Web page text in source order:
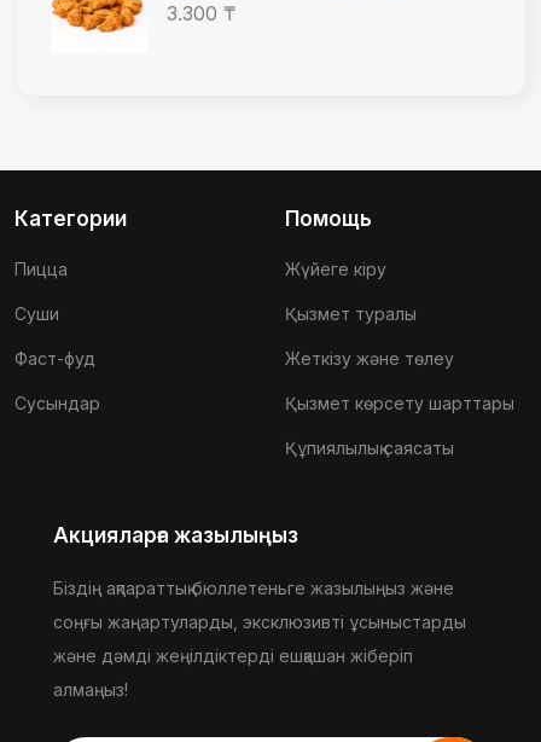
3.300 ₸
Категории
Пицца
Суши
Фаст-фуд
Сусындар
Помощь
Жүйеге кіру
Қызмет туралы
Жеткізу және төлеу
Қызмет көрсету шарттары
Құпиялылық саясаты
Акцияларға жазылыңыз
Біздің ақпараттық бюллетеньге жазылыңыз және
соңғы жаңартуларды, эксклюзивті ұсыныстарды
және дәмді жеңілдіктерді ешқашан жіберіп
алмаңыз!